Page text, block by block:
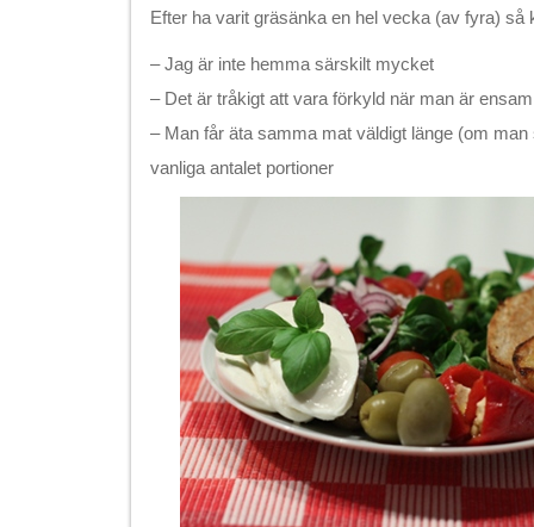
Efter ha varit gräsänka en hel vecka (av fyra) så
– Jag är inte hemma särskilt mycket
– Det är tråkigt att vara förkyld när man är ensam
– Man får äta samma mat väldigt länge (om
vanliga antalet portioner